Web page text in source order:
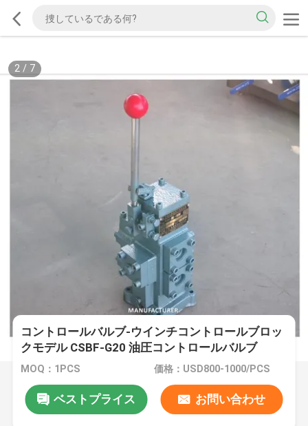
2/ 7
コントロールバルブ-ウインチコントロールブロッ
クモデル CSBF-G20 油圧コントロールバルブ
MOQ：1PCS 価格：USD800-1000/PCS
ベストプライス お問い合わせ